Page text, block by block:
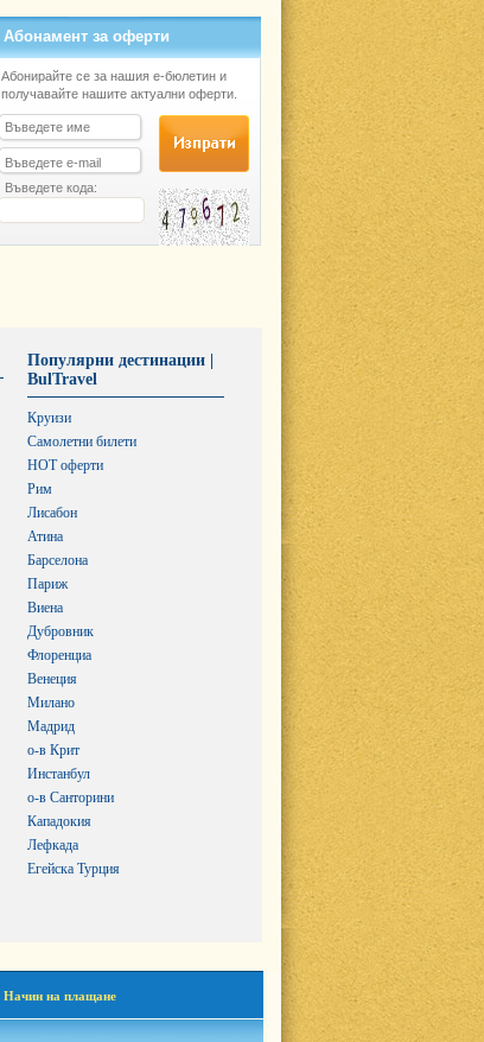
Абонамент за оферти
Абонирайте се за нашия е-бюлетин и
получавайте нашите актуални оферти.
Въведете кода:
Популярни дестинации |
BulTravel
Круизи
Самолетни билети
HOT оферти
Рим
Лисабон
Атина
Барселона
Париж
Виена
Дубровник
Флоренциа
Венеция
Милано
Мадрид
о-в Крит
Инстанбул
о-в Санторини
Кападокия
Лефкада
Егейска Турция
Начин на плащане